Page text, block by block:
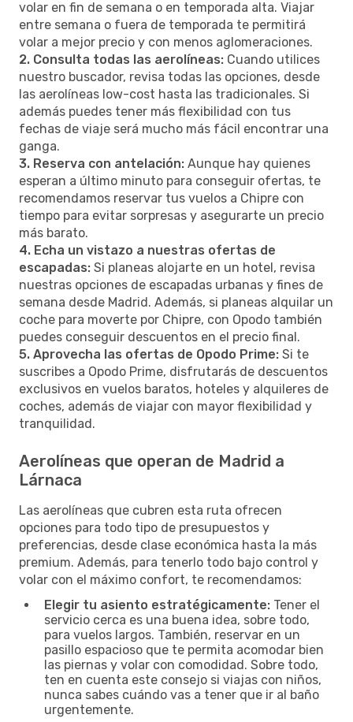
volar en fin de semana o en temporada alta. Viajar
entre semana o fuera de temporada te permitirá
volar a mejor precio y con menos aglomeraciones.
2. Consulta todas las aerolíneas: Cuando utilices
nuestro buscador, revisa todas las opciones, desde
las aerolíneas low-cost hasta las tradicionales. Si
además puedes tener más flexibilidad con tus
fechas de viaje será mucho más fácil encontrar una
ganga.
3. Reserva con antelación: Aunque hay quienes
esperan a último minuto para conseguir ofertas, te
recomendamos reservar tus vuelos a Chipre con
tiempo para evitar sorpresas y asegurarte un precio
más barato.
4. Echa un vistazo a nuestras ofertas de
escapadas: Si planeas alojarte en un hotel, revisa
nuestras opciones de escapadas urbanas y fines de
semana desde Madrid. Además, si planeas alquilar un
coche para moverte por Chipre, con Opodo también
puedes conseguir descuentos en el precio final.
5. Aprovecha las ofertas de Opodo Prime: Si te
suscribes a Opodo Prime, disfrutarás de descuentos
exclusivos en vuelos baratos, hoteles y alquileres de
coches, además de viajar con mayor flexibilidad y
tranquilidad.
Aerolíneas que operan de Madrid a
Lárnaca
Las aerolíneas que cubren esta ruta ofrecen
opciones para todo tipo de presupuestos y
preferencias, desde clase económica hasta la más
premium. Además, para tenerlo todo bajo control y
volar con el máximo confort, te recomendamos:
Elegir tu asiento estratégicamente: Tener el
servicio cerca es una buena idea, sobre todo,
para vuelos largos. También, reservar en un
pasillo espacioso que te permita acomodar bien
las piernas y volar con comodidad. Sobre todo,
ten en cuenta este consejo si viajas con niños,
nunca sabes cuándo vas a tener que ir al baño
urgentemente.